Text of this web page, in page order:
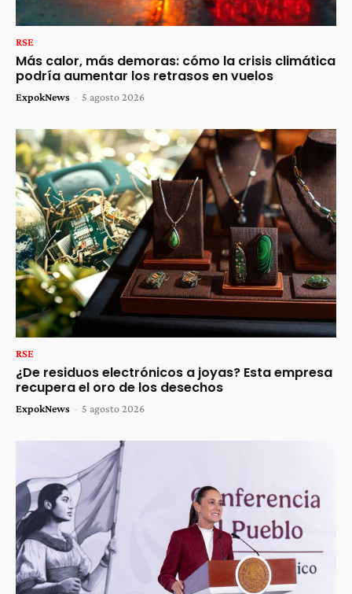
RSE
Más calor, más demoras: cómo la crisis climática
podría aumentar los retrasos en vuelos
ExpokNews - 5 agosto 2026
RSE
¿De residuos electrónicos a joyas? Esta empresa
recupera el oro de los desechos
ExpokNews - 5 agosto 2026